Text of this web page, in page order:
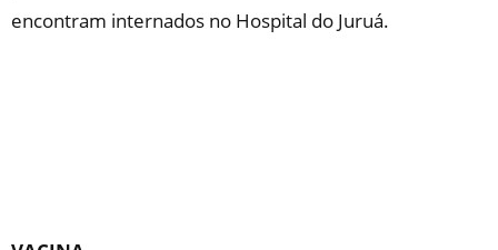
encontram internados no Hospital do Juruá.